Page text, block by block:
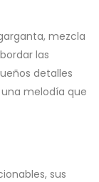
mezcla
las
detalles
melodía que
sus